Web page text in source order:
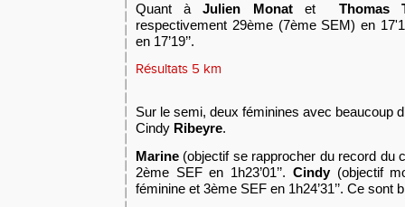
Quant àJulien Monatet
Thomas
respectivement 29ème (7ème SEM) en
en 17’19’’.
Résultats 5 km
Sur le semi, deux féminines avec beaucoup
Cindy Ribeyre.
Marine (objectif se rapprocher du record du
2ème SEF en 1h23’01’’. Cindy(objectif
féminine et 3ème SEF en 1h24’31’’. Ce sont